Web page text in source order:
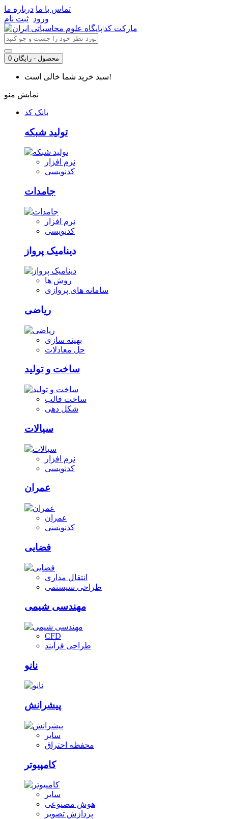
تماس با ما درباره ما
ورود ثبت نام
0 محصول - رایگان
سبد خرید شما خالی است!
نمایش منو
بانک کد
تولید شبکه
نرم افزار
کدنویسی
جامدات
نرم افزار
کدنویسی
دینامیک پرواز
روش ها
سامانه های پروازی
ریاضی
بهینه سازی
حل معادلات
ساخت و تولید
ساخت قالب
شکل دهی
سیالات
نرم افزار
کدنویسی
عمران
عمران
کدنویسی
فضایی
انتقال مداری
طراحی سیستمی
مهندسی شیمی
CFD
طراحی فرآیند
نانو
پیشرانش
سایر
محفظه احتراق
کامپیوتر
سایر
هوش مصنوعی
پردازش تصویر